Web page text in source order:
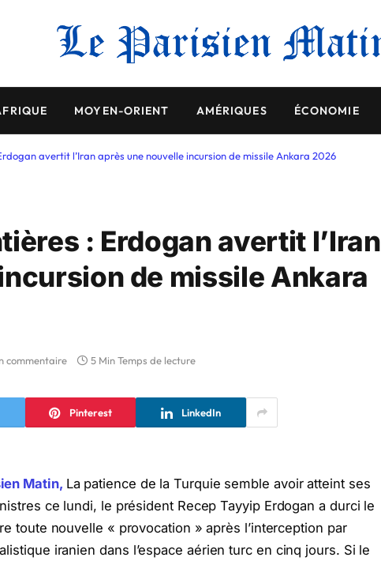
MOYEN-ORIENT AMÉRIQUES ÉCONOMIE
avertit l’Iran après une nouvelle incursion de missile Ankara 2026
: Erdogan avertit l’Iran
de missile Ankara
commentaire 5 Min Temps de lecture
Pinterest LinkedIn
Matin, La patience de la Turquie semble avoir atteint ses
ce lundi, le président Recep Tayyip Erdogan a durci le
toute nouvelle « provocation » après l’interception par
iranien dans l’espace aérien turc en cinq jours. Si le